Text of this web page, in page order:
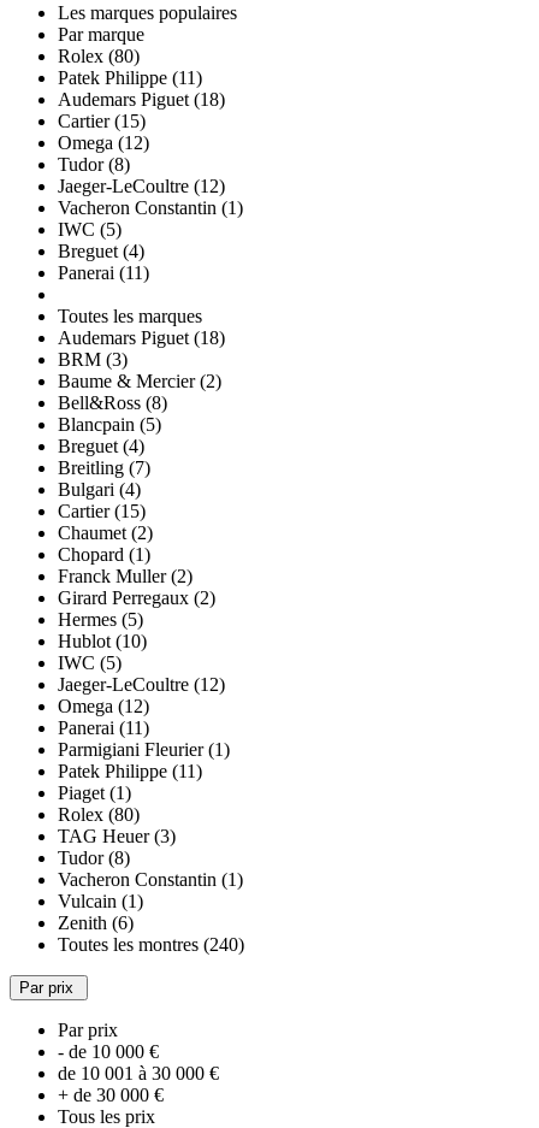
Les marques populaires
Par marque
Rolex (80)
Patek Philippe (11)
Audemars Piguet (18)
Cartier (15)
Omega (12)
Tudor (8)
Jaeger-LeCoultre (12)
Vacheron Constantin (1)
IWC (5)
Breguet (4)
Panerai (11)
Toutes les marques
Audemars Piguet (18)
BRM (3)
Baume & Mercier (2)
Bell&Ross (8)
Blancpain (5)
Breguet (4)
Breitling (7)
Bulgari (4)
Cartier (15)
Chaumet (2)
Chopard (1)
Franck Muller (2)
Girard Perregaux (2)
Hermes (5)
Hublot (10)
IWC (5)
Jaeger-LeCoultre (12)
Omega (12)
Panerai (11)
Parmigiani Fleurier (1)
Patek Philippe (11)
Piaget (1)
Rolex (80)
TAG Heuer (3)
Tudor (8)
Vacheron Constantin (1)
Vulcain (1)
Zenith (6)
Toutes les montres (240)
Par prix
Par prix
- de 10 000 €
de 10 001 à 30 000 €
+ de 30 000 €
Tous les prix